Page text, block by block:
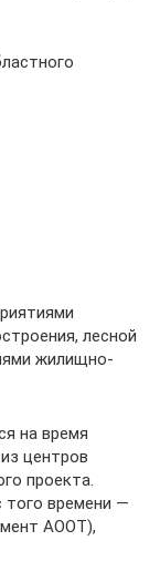
лесной
жилищно-
на время
центров
проекта.
времени —
АООТ),